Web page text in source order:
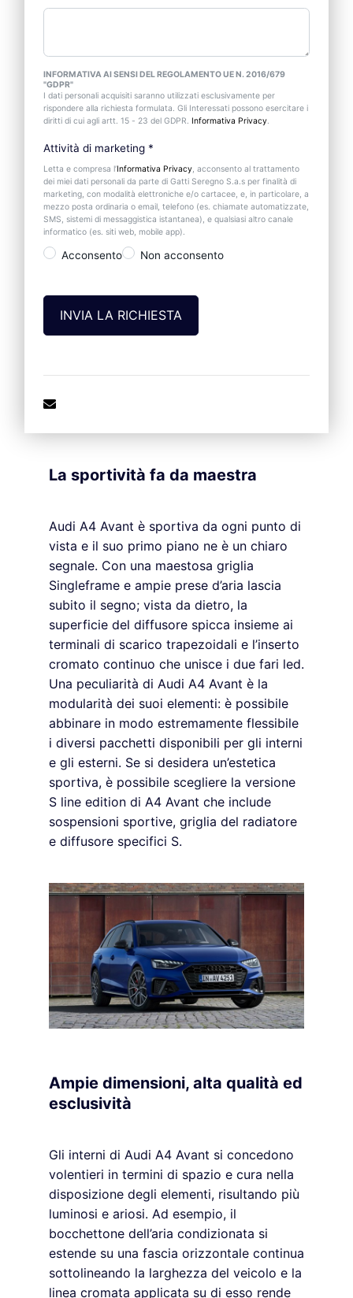
INFORMATIVA AI SENSI DEL REGOLAMENTO UE N. 2016/679
"GDPR"
I dati personali acquisiti saranno utilizzati esclusivamente per
rispondere alla richiesta formulata. Gli Interessati possono esercitare i
diritti di cui agli artt. 15 - 23 del GDPR. Informativa Privacy.
Attività di marketing *
Letta e compresa l’Informativa Privacy, acconsento al trattamento
dei miei dati personali da parte di Gatti Seregno S.a.s per finalità di
marketing, con modalità elettroniche e/o cartacee, e, in particolare, a
mezzo posta ordinaria o email, telefono (es. chiamate automatizzate,
SMS, sistemi di messaggistica istantanea), e qualsiasi altro canale
informatico (es. siti web, mobile app).
Acconsento Non acconsento
La sportività fa da maestra
Audi A4 Avant è sportiva da ogni punto di
vista e il suo primo piano ne è un chiaro
segnale. Con una maestosa griglia
Singleframe e ampie prese d’aria lascia
subito il segno; vista da dietro, la
superficie del diffusore spicca insieme ai
terminali di scarico trapezoidali e l’inserto
cromato continuo che unisce i due fari led.
Una peculiarità di Audi A4 Avant è la
modularità dei suoi elementi: è possibile
abbinare in modo estremamente flessibile
i diversi pacchetti disponibili per gli interni
e gli esterni. Se si desidera un’estetica
sportiva, è possibile scegliere la versione
S line edition di A4 Avant che include
sospensioni sportive, griglia del radiatore
e diffusore specifici S.
Ampie dimensioni, alta qualità ed
esclusività
Gli interni di Audi A4 Avant si concedono
volentieri in termini di spazio e cura nella
disposizione degli elementi, risultando più
luminosi e ariosi. Ad esempio, il
bocchettone dell’aria condizionata si
estende su una fascia orizzontale continua
sottolineando la larghezza del veicolo e la
linea cromata applicata su di esso rende